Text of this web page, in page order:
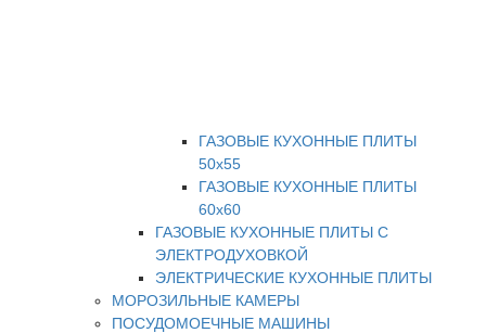
ГАЗОВЫЕ КУХОННЫЕ ПЛИТЫ
50х55
ГАЗОВЫЕ КУХОННЫЕ ПЛИТЫ
60х60
ГАЗОВЫЕ КУХОННЫЕ ПЛИТЫ С
ЭЛЕКТРОДУХОВКОЙ
ЭЛЕКТРИЧЕСКИЕ КУХОННЫЕ ПЛИТЫ
МОРОЗИЛЬНЫЕ КАМЕРЫ
ПОСУДОМОЕЧНЫЕ МАШИНЫ